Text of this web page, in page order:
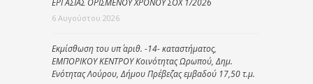
6 Αυγούστου 2026
Εκμίσθωση του υπ΄ αριθ. -14- καταστήματος,
ΕΜΠΟΡΙΚΟΥ ΚΕΝΤΡΟΥ Κοινότητας Ωρωπού, Δημ.
Ενότητας Λούρου, Δήμου Πρέβεζας εμβαδού 17,50 τ.μ.